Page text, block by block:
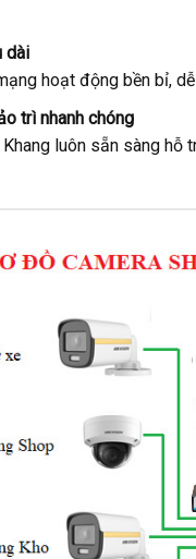
dài
hoạt động bền bỉ,
trì nhanh chóng
luôn sẵn sàng